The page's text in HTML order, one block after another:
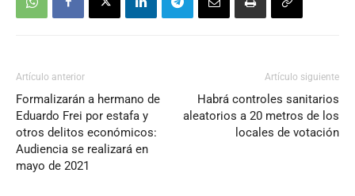
Artículo anterior
Formalizarán a hermano de
Eduardo Frei por estafa y
otros delitos económicos:
Audiencia se realizará en
mayo de 2021
Artículo siguiente
Habrá controles sanitarios
aleatorios a 20 metros de los
locales de votación